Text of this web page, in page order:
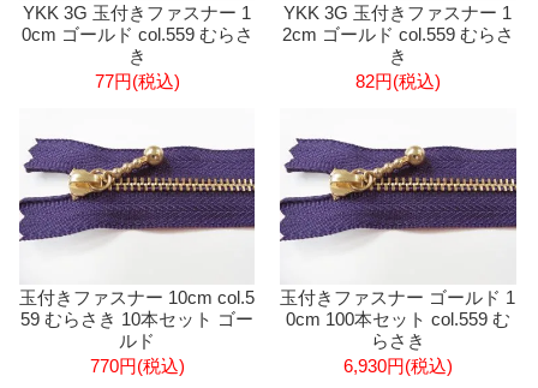
YKK 3G 玉付きファスナー 1
0cm ゴールド col.559 むらさ
き
77円(税込)
YKK 3G 玉付きファスナー 1
2cm ゴールド col.559 むらさ
き
82円(税込)
玉付きファスナー 10cm col.5
59 むらさき 10本セット ゴー
ルド
770円(税込)
玉付きファスナー ゴールド 1
0cm 100本セット col.559 む
らさき
6,930円(税込)